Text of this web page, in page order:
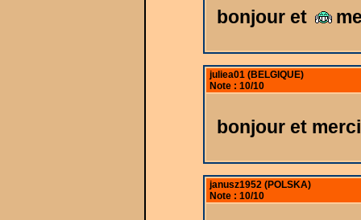
bonjour et
juliea01 (BELGIQUE)
Note : 10/10
bonjour et
janusz1952 (POLSKA)
Note : 10/10